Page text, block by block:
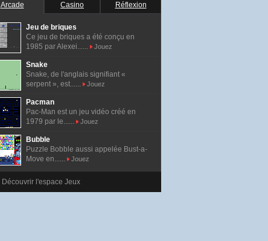
Arcade Casino Réflexion
Jeu de briques
Ce jeu de briques a été conçu en
1985 par Alexei......
Jouez
Snake
Snake, de l'anglais signifiant «
serpent », est......
Jouez
Pacman
Pac-Man est un jeu vidéo créé en
1979 par le......
Jouez
Bubble
Puzzle Bobble aussi appelée Bust-a-
Move en......
Jouez
Découvrir l'espace Jeux